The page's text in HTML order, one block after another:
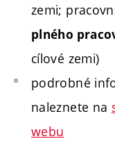
zemi;
plného
cílové zemi)
podrobné
naleznete na
webu